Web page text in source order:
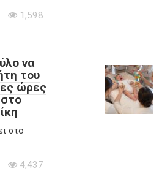
1,598
να
του
ώρες
στο
4,437